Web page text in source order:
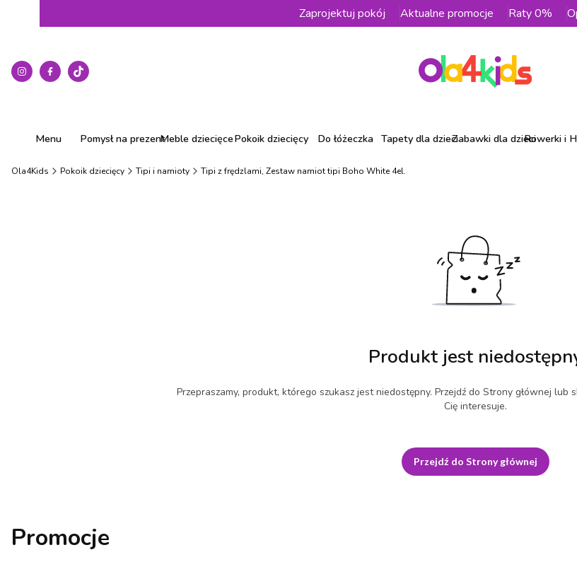
Zaprojektuj pokój Aktualne promocje Raty 0%
Menu Pomysł na prezentMeble dziecięcePokoik dziecięcy Do łóżeczka Tapety dla dzieciZabawki dla dzieciRowerki i
Ola4Kids Pokoik dziecięcy Tipi i namioty Tipi z frędzlami, Zestaw namiot tipi Boho White 4el.
Produkt jest
Przepraszamy, produkt, którego szukasz jest niedostępny. Przejdź do Strony głównej lub
Cię interesuje.
Przejdź do Strony głównej
Promocje